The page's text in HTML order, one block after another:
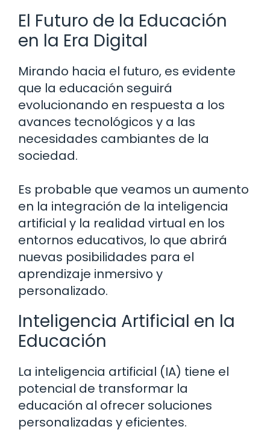
El Futuro de la Educación
en la Era Digital
Mirando hacia el futuro, es evidente
que la educación seguirá
evolucionando en respuesta a los
avances tecnológicos y a las
necesidades cambiantes de la
sociedad.
Es probable que veamos un aumento
en la integración de la inteligencia
artificial y la realidad virtual en los
entornos educativos, lo que abrirá
nuevas posibilidades para el
aprendizaje inmersivo y
personalizado.
Inteligencia Artificial en la
Educación
La inteligencia artificial (IA) tiene el
potencial de transformar la
educación al ofrecer soluciones
personalizadas y eficientes.